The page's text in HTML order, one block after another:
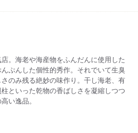
。海老や海産物をふんだんに使用した
ぷんした個性的秀作。それでいて生臭
のみ残る絶妙の味作り。干し海老、有
といった乾物の香ばしさを凝縮しつつ
い逸品。